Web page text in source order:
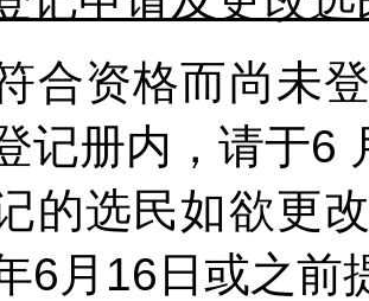
合资格而尚未
记册内，请于6
的选民如欲更
6月16日或之前